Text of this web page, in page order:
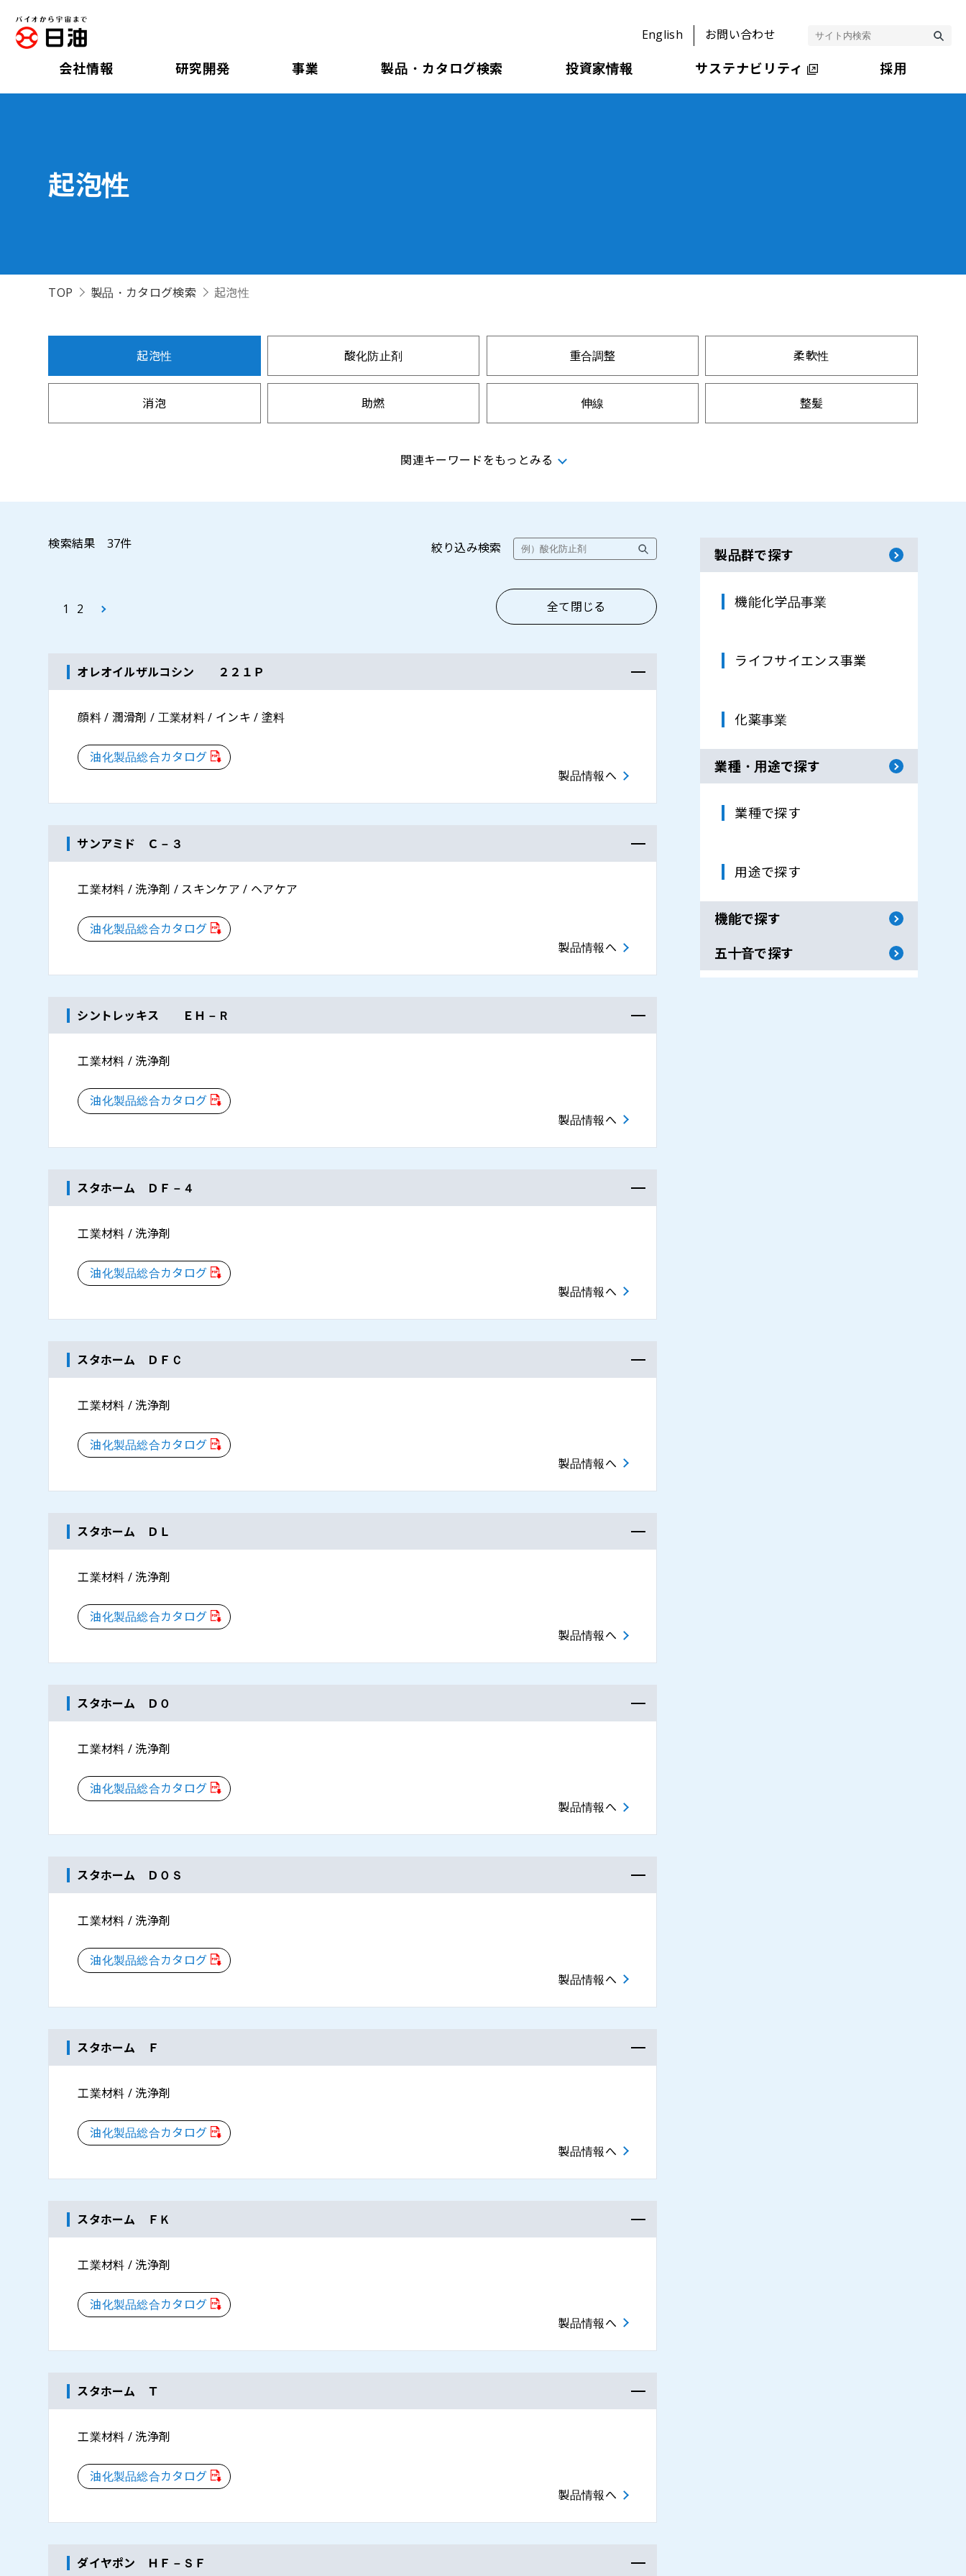
English お問い合わせ
会社情報 研究開発 事業 製品・カタログ検索 投資家情報 サステナビリティ 採用
起泡性
TOP 製品・カタログ検索 起泡性
起泡性 酸化防止剤 重合調整 柔軟性
消泡 助燃 伸線 整髪
難燃化 パール化 表面改質 粉塵防止
油性向上 リンス
関連キーワードをもっとみる
検索結果 37件 絞り込み検索
1 2 全て閉じる
オレオイルザルコシン ２２１Ｐ
顔料 / 潤滑剤 / 工業材料 / インキ / 塗料
油化製品総合カタログ
製品情報へ
サンアミド Ｃ－３
工業材料 / 洗浄剤 / スキンケア / ヘアケア
油化製品総合カタログ
製品情報へ
シントレッキス ＥＨ－Ｒ
工業材料 / 洗浄剤
油化製品総合カタログ
製品情報へ
スタホーム ＤＦ－４
工業材料 / 洗浄剤
油化製品総合カタログ
製品情報へ
スタホーム ＤＦＣ
工業材料 / 洗浄剤
油化製品総合カタログ
製品情報へ
スタホーム ＤＬ
工業材料 / 洗浄剤
油化製品総合カタログ
製品情報へ
スタホーム ＤＯ
工業材料 / 洗浄剤
油化製品総合カタログ
製品情報へ
スタホーム ＤＯＳ
工業材料 / 洗浄剤
油化製品総合カタログ
製品情報へ
スタホーム Ｆ
工業材料 / 洗浄剤
油化製品総合カタログ
製品情報へ
スタホーム ＦＫ
工業材料 / 洗浄剤
油化製品総合カタログ
製品情報へ
スタホーム Ｔ
工業材料 / 洗浄剤
油化製品総合カタログ
製品情報へ
ダイヤポン ＨＦ－ＳＦ
製品群で探す
機能化学品事業
ライフサイエンス事業
化薬事業
業種・用途で探す
業種で探す
用途で探す
機能で探す
五十音で探す